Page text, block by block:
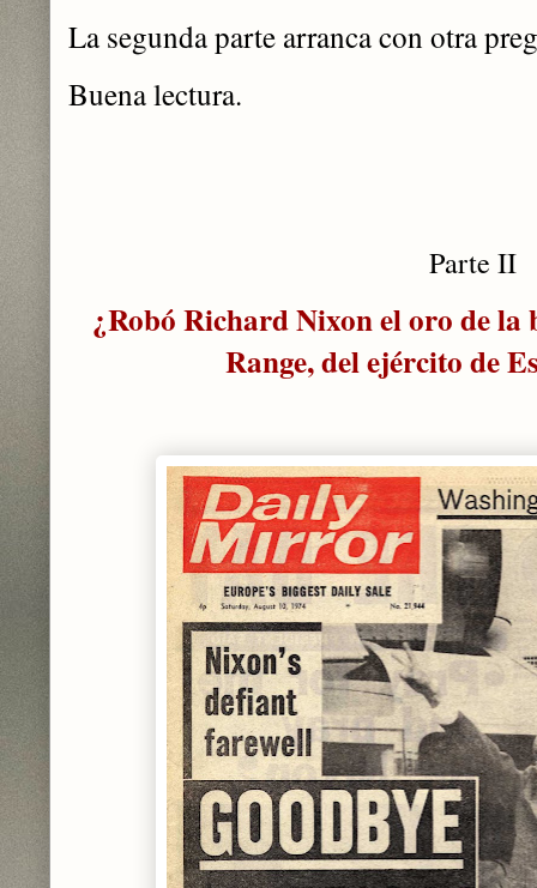
La segunda parte arranca con otra
Buena lectura.
Parte II
¿Robó Richard Nixon el oro de la
Range, del ejército de